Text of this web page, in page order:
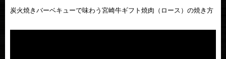
炭火焼きバーベキューで味わう宮崎牛ギフト焼肉（ロース）の焼き方